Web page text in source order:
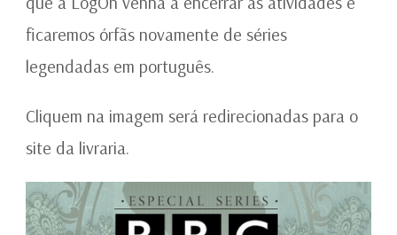
ficaremos órfãs novamente de séries
legendadas em português.
Cliquem na imagem será redirecionadas para o
site da livraria.